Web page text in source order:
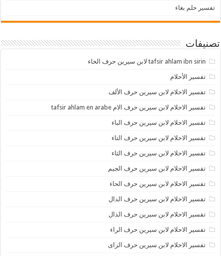
تفسير حلم بغاء
تصنيفات
tafsir ahlam ibn sirin لابن سيرين حرف الخاء
تفسير الأحلام
تفسير الاحلام لابن سيرين حرف الألف
تفسير الاحلام لابن سيرين حرف الام tafsir ahlam en arabe
تفسير الاحلام لابن سيرين حرف الباء
تفسير الاحلام لابن سيرين حرف التاء
تفسير الاحلام لابن سيرين حرف الثاء
تفسير الاحلام لابن سيرين حرف الجيم
تفسير الاحلام لابن سيرين حرف الحاء
تفسير الاحلام لابن سيرين حرف الدال
تفسير الاحلام لابن سيرين حرف الذال
تفسير الاحلام لابن سيرين حرف الراء
تفسير الاحلام لابن سيرين حرف الزاى